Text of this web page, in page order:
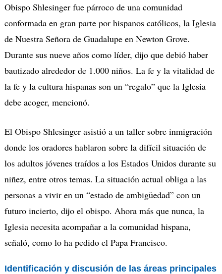
Obispo Shlesinger fue párroco de una comunidad
conformada en gran parte por hispanos católicos, la Iglesia
de Nuestra Señora de Guadalupe en Newton Grove.
Durante sus nueve años como líder, dijo que debió haber
bautizado alrededor de 1.000 niños. La fe y la vitalidad de
la fe y la cultura hispanas son un “regalo” que la Iglesia
debe acoger, mencionó.
El Obispo Shlesinger asistió a un taller sobre inmigración
donde los oradores hablaron sobre la difícil situación de
los adultos jóvenes traídos a los Estados Unidos durante su
niñez, entre otros temas. La situación actual obliga a las
personas a vivir en un “estado de ambigüedad” con un
futuro incierto, dijo el obispo. Ahora más que nunca, la
Iglesia necesita acompañar a la comunidad hispana,
señaló, como lo ha pedido el Papa Francisco.
Identificación y discusión de las áreas principales